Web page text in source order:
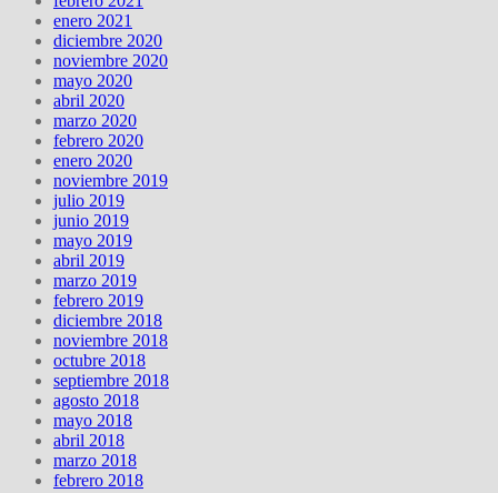
enero 2021
diciembre 2020
noviembre 2020
mayo 2020
abril 2020
marzo 2020
febrero 2020
enero 2020
noviembre 2019
julio 2019
junio 2019
mayo 2019
abril 2019
marzo 2019
febrero 2019
diciembre 2018
noviembre 2018
octubre 2018
septiembre 2018
agosto 2018
mayo 2018
abril 2018
marzo 2018
febrero 2018